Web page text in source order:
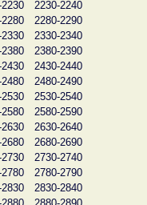
2230-2240
2280-2290
2330-2340
2380-2390
2430-2440
2480-2490
2530-2540
2580-2590
2630-2640
2680-2690
2730-2740
2780-2790
2830-2840